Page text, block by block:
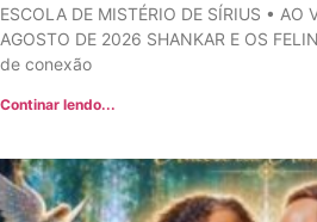
ESCOLA DE MISTÉRIO DE SÍRIUS • AO
AGOSTO DE 2026 SHANKAR E OS
de conexão
Continar lendo...